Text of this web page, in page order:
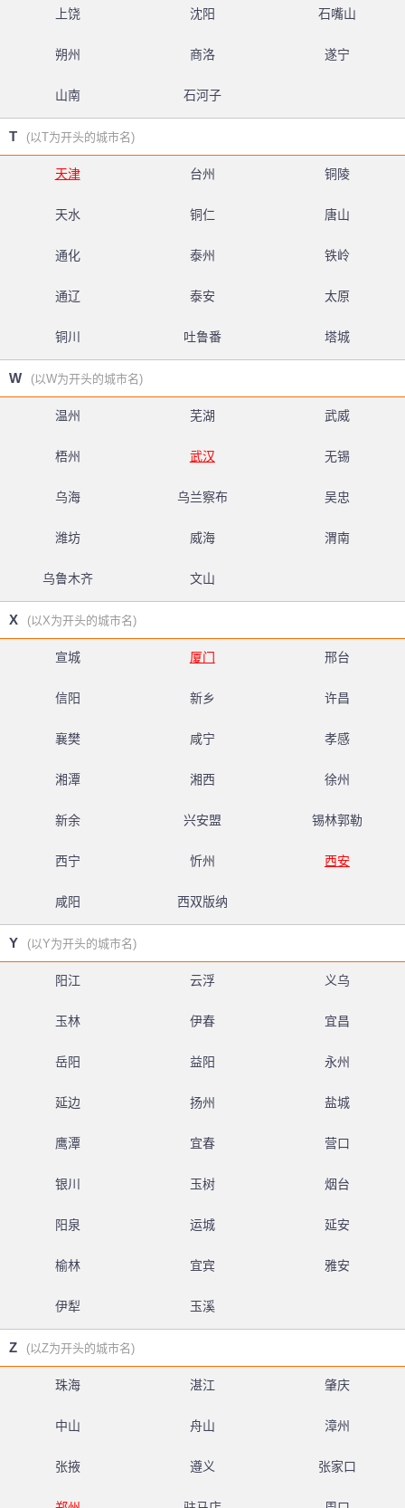
上饶 沈阳 石嘴山
朔州 商洛 遂宁
山南 石河子
T (以T为开头的城市名)
天津 台州 铜陵
天水 铜仁 唐山
通化 泰州 铁岭
通辽 泰安 太原
铜川 吐鲁番 塔城
W (以W为开头的城市名)
温州 芜湖 武威
梧州 武汉 无锡
乌海 乌兰察布 吴忠
潍坊 威海 渭南
乌鲁木齐 文山
X (以X为开头的城市名)
宣城 厦门 邢台
信阳 新乡 许昌
襄樊 咸宁 孝感
湘潭 湘西 徐州
新余 兴安盟 锡林郭勒
西宁 忻州 西安
咸阳 西双版纳
Y (以Y为开头的城市名)
阳江 云浮 义乌
玉林 伊春 宜昌
岳阳 益阳 永州
延边 扬州 盐城
鹰潭 宜春 营口
银川 玉树 烟台
阳泉 运城 延安
榆林 宜宾 雅安
伊犁 玉溪
Z (以Z为开头的城市名)
珠海 湛江 肇庆
中山 舟山 漳州
张掖 遵义 张家口